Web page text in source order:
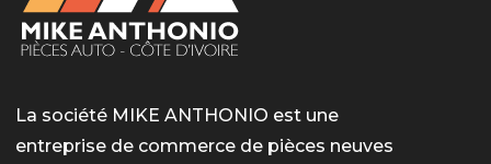
La société MIKE ANTHONIO est une
entreprise de commerce de pièces neuves